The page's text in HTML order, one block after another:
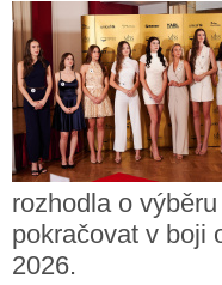
rozhodla o
pokračovat v boji
2026.